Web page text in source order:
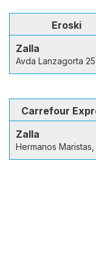
Eroski
Zalla
Avda Lanzagorta
Carrefour
Zalla
Hermanos Maristas,